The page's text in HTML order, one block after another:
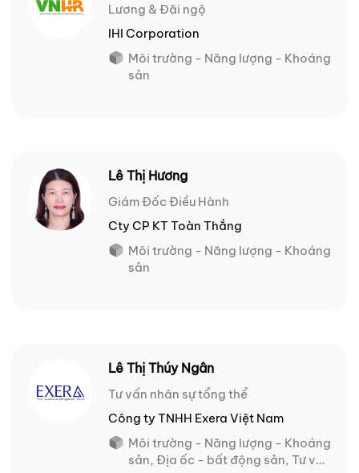
Lương & Đãi ngộ
IHI Corporation
Môi trường - Năng lượng - Khoáng
sản
Lê Thị Hương
Giám Đốc Điều Hành
Cty CP KT Toàn Thắng
Môi trường - Năng lượng - Khoáng
sản
Lê Thị Thúy Ngân
Tư vấn nhân sự tổng thể
Công ty TNHH Exera Việt Nam
Môi trường - Năng lượng - Khoáng
sản, Địa ốc - bất động sản, Tư vấn